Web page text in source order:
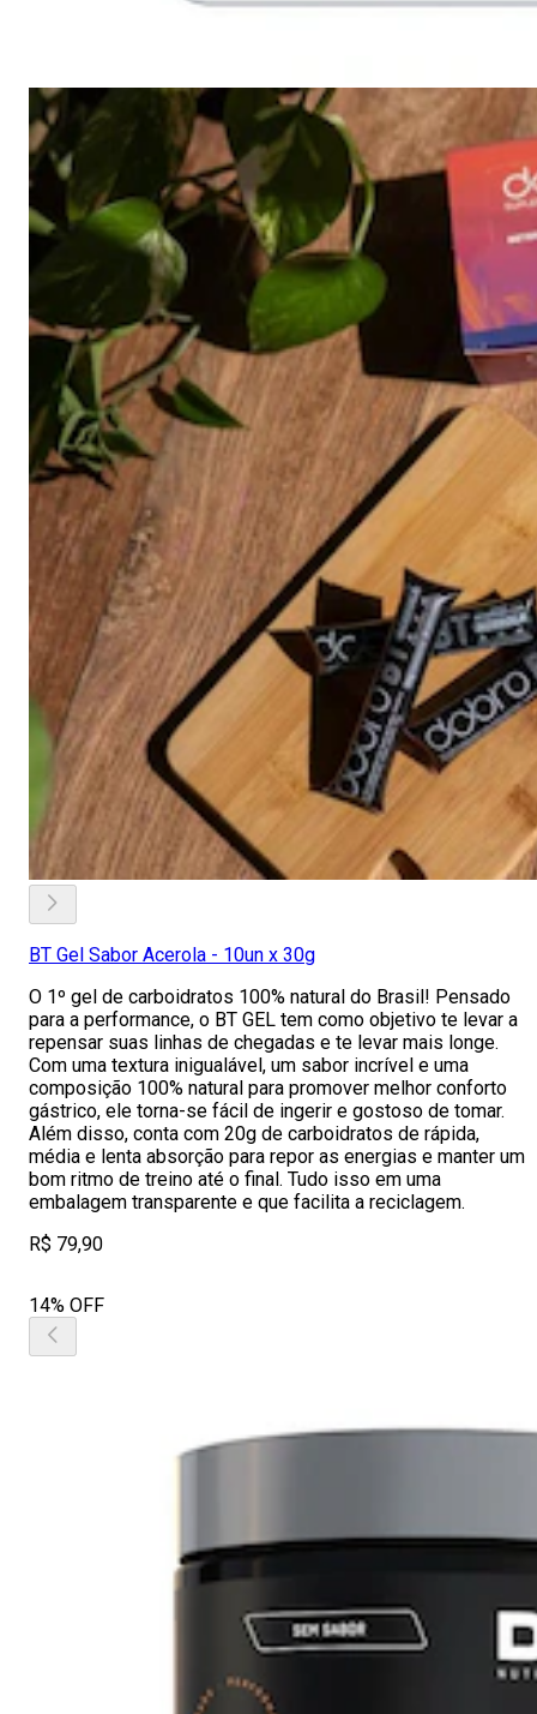
BT Gel Sabor Acerola - 10un x 30g
O 1º gel de carboidratos 100% natural do Brasil! Pensado
para a performance, o BT GEL tem como objetivo te levar a
repensar suas linhas de chegadas e te levar mais longe.
Com uma textura inigualável, um sabor incrível e uma
composição 100% natural para promover melhor conforto
gástrico, ele torna-se fácil de ingerir e gostoso de tomar.
Além disso, conta com 20g de carboidratos de rápida,
média e lenta absorção para repor as energias e manter um
bom ritmo de treino até o final. Tudo isso em uma
embalagem transparente e que facilita a reciclagem.
R$ 79,90
14% OFF